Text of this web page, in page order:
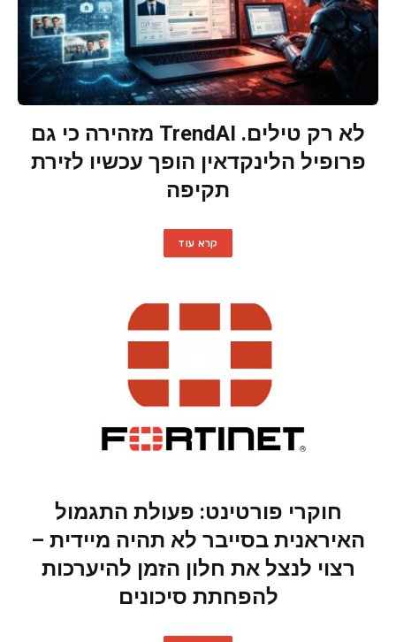
לא רק טילים. TrendAI מזהירה כי גם
פרופיל הלינקדאין הופך עכשיו לזירת
תקיפה
קרא עוד
חוקרי פורטינט: פעולת התגמול
האיראנית בסייבר לא תהיה מיידית –
רצוי לנצל את חלון הזמן להיערכות
להפחתת סיכונים